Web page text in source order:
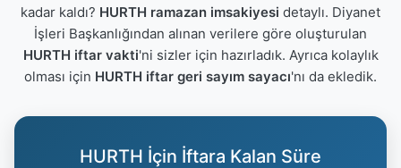
kadar kaldı? HURTH ramazan imsakiyesi detaylı. Diyanet
İşleri Başkanlığından alınan verilere göre oluşturulan
HURTH iftar vakti'ni sizler için hazırladık. Ayrıca kolaylık
olması için HURTH iftar geri sayım sayacı'nı da ekledik.
HURTH İçin İftara Kalan Süre